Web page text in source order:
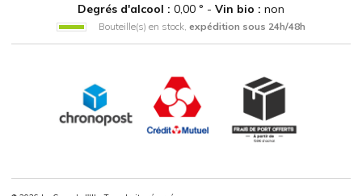
Degrés d'alcool : 0,00 ° - Vin bio : non
Bouteille(s) en stock, expédition sous 24h/48h